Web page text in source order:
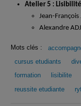
Atelier 5 :
Jean-François
Alexandre
Mots clés :
cursus etudiants
formation
lisibilite
reussite etudiante